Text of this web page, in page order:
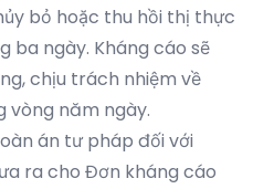
bỏ hoặc thu hồi thị thực
ba ngày. Kháng cáo sẽ
chịu trách nhiệm về
vòng năm ngày.
án tư pháp đối với
ra cho Đơn kháng cáo